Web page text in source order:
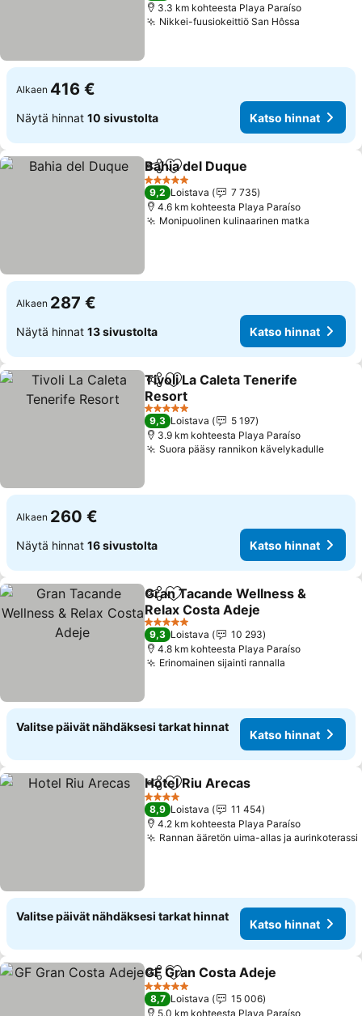
3.3 km kohteesta Playa Paraíso
Nikkei-fuusiokeittiö San Hôssa
Alkaen 416 €
Näytä hinnat 10 sivustolta Katso hinnat
Jaa Lisää suosikkeihin
Bahia del Duque
5 Tähtiluokitus
9,2 Loistava
7 735
4.6 km kohteesta Playa Paraíso
Monipuolinen kulinaarinen matka
Alkaen 287 €
Näytä hinnat 13 sivustolta Katso hinnat
Jaa Lisää suosikkeihin
Tivoli La Caleta Tenerife
Resort
5 Tähtiluokitus
9,3 Loistava
5 197
3.9 km kohteesta Playa Paraíso
Suora pääsy rannikon kävelykadulle
Alkaen 260 €
Näytä hinnat 16 sivustolta Katso hinnat
Jaa Lisää suosikkeihin
Gran Tacande Wellness &
Relax Costa Adeje
5 Tähtiluokitus
9,3 Loistava
10 293
4.8 km kohteesta Playa Paraíso
Erinomainen sijainti rannalla
Valitse päivät nähdäksesi tarkat hinnat
Katso hinnat
Jaa Lisää suosikkeihin
Hotel Riu Arecas
4 Tähtiluokitus
8,9 Loistava
11 454
4.2 km kohteesta Playa Paraíso
Rannan ääretön uima-allas ja aurinkoterassi
Valitse päivät nähdäksesi tarkat hinnat
Katso hinnat
Jaa Lisää suosikkeihin
GF Gran Costa Adeje
5 Tähtiluokitus
8,7 Loistava
15 006
5.0 km kohteesta Playa Paraíso